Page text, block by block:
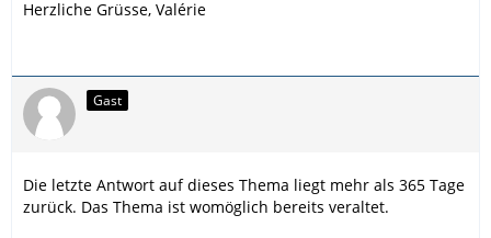
Herzliche Grüsse, Valérie
Gast
Die letzte Antwort auf dieses Thema liegt mehr als 365 Tage
zurück. Das Thema ist womöglich bereits veraltet.